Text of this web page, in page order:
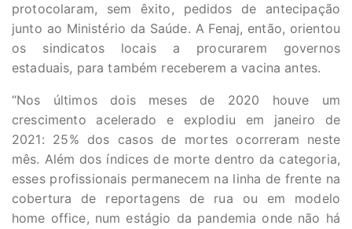
protocolaram, sem êxito, pedidos de antecipação
junto ao Ministério da Saúde. A Fenaj, então, orientou
os sindicatos locais a procurarem governos
estaduais, para também receberem a vacina antes.
“Nos últimos dois meses de 2020 houve um
crescimento acelerado e explodiu em janeiro de
2021: 25% dos casos de mortes ocorreram neste
mês. Além dos índices de morte dentro da categoria,
esses profissionais permanecem na linha de frente na
cobertura de reportagens de rua ou em modelo
home office, num estágio da pandemia onde não há